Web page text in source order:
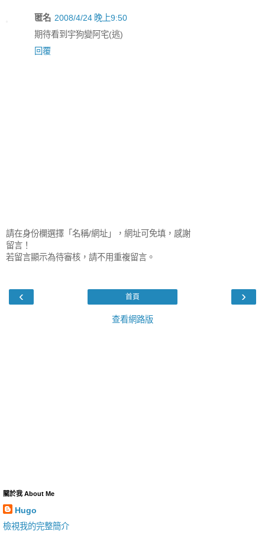
匿名 2008/4/24 晚上9:50
期待看到宇狗變阿宅(逃)
回覆
請在身份欄選擇「名稱/網址」，網址可免填，感謝
留言！
若留言顯示為待審核，請不用重複留言。
‹ ›
首頁
查看網路版
關於我 About Me
Hugo
檢視我的完整簡介